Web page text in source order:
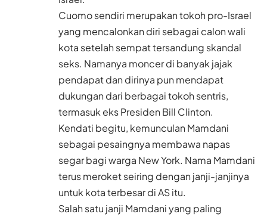
Cuomo sendiri merupakan tokoh pro-Israel
yang mencalonkan diri sebagai calon wali
kota setelah sempat tersandung skandal
seks. Namanya moncer di banyak jajak
pendapat dan dirinya pun mendapat
dukungan dari berbagai tokoh sentris,
termasuk eks Presiden Bill Clinton.
Kendati begitu, kemunculan Mamdani
sebagai pesaingnya membawa napas
segar bagi warga New York. Nama Mamdani
terus meroket seiring dengan janji-janjinya
untuk kota terbesar di AS itu.
Salah satu janji Mamdani yang paling